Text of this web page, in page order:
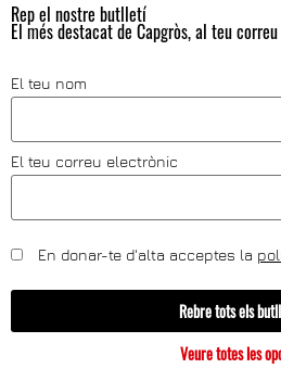
Rep el nostre butlletí
El més destacat de Capgròs, al teu
El teu nom
El teu correu electrònic
En donar-te d'alta acceptes la
Rebre tots els
Veure totes les